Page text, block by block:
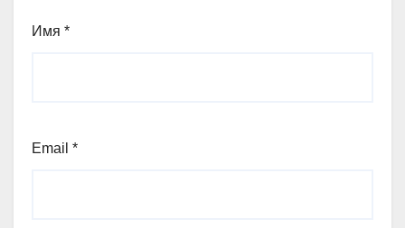
Имя *
Email *